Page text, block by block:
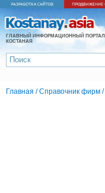
ГЛАВНЫЙ ИНФОРМАЦИОННЫЙ ПОРТАЛ
КОСТАНАЯ
Главная /Справочник фирм /